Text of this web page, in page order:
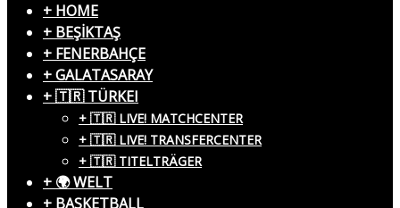
+ HOME
+ BEŞİKTAŞ
+ FENERBAHÇE
+ GALATASARAY
+ 🇹🇷 TÜRKEI
+ 🇹🇷 LIVE! MATCHCENTER
+ 🇹🇷 LIVE! TRANSFERCENTER
+ 🇹🇷 TITELTRÄGER
+ 🌍 WELT
+ BASKETBALL